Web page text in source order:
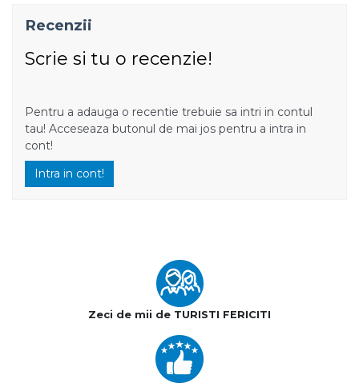
Recenzii
Scrie si tu o recenzie!
Pentru a adauga o recentie trebuie sa intri in contul
tau! Acceseaza butonul de mai jos pentru a intra in
cont!
Intra in cont!
Zeci de mii de TURISTI FERICITI